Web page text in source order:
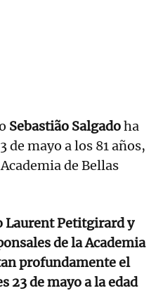
Sebastião Salgadoha
de mayo a los 81 años,
de Bellas
Laurent Petitgirard y
de la Academia
profundamente el
de mayo a la edad